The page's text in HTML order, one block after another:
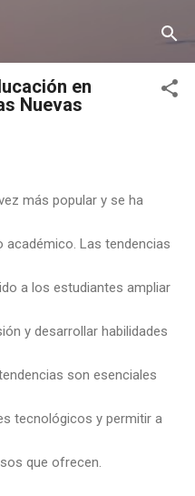
principal
en
Nuevas
más popular y se ha
Las tendencias
a los estudiantes ampliar
y desarrollar habilidades
son esenciales
tecnológicos y permitir a
que ofrecen.